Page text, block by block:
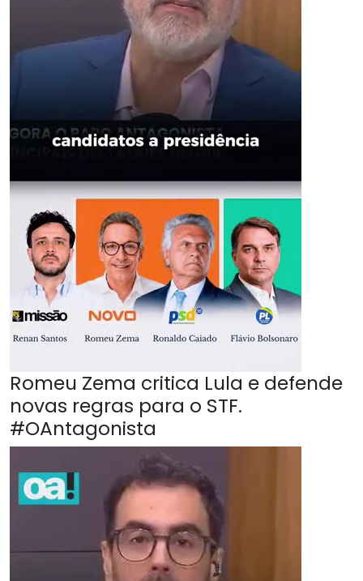
Romeu Zema critica Lula e defende
novas regras para o STF.
#OAntagonista